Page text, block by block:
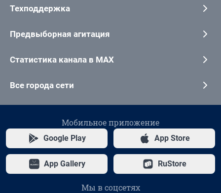
Техподдержка
Предвыборная агитация
Статистика канала в MAX
Все города сети
Мобильное приложение
Google Play App Store
App Gallery RuStore
Мы в соцсетях